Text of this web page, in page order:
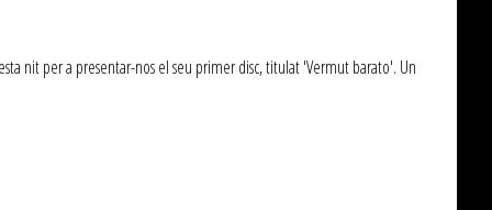
nit per a presentar-nos el seu primer disc, titulat 'Vermut barato'. Un